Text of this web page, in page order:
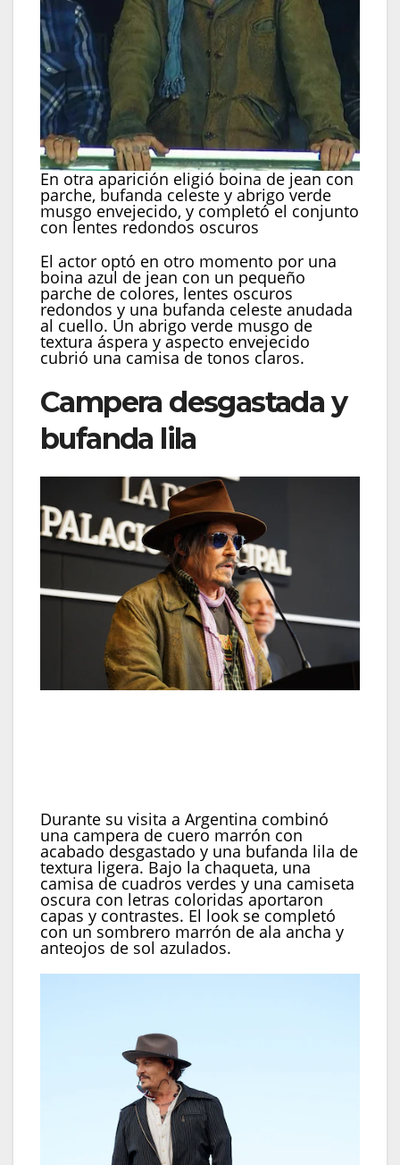
En otra aparición eligió boina de jean con
parche, bufanda celeste y abrigo verde
musgo envejecido, y completó el conjunto
con lentes redondos oscuros
El actor optó en otro momento por una
boina azul de jean con un pequeño
parche de colores, lentes oscuros
redondos y una bufanda celeste anudada
al cuello. Un abrigo verde musgo de
textura áspera y aspecto envejecido
cubrió una camisa de tonos claros.
Campera desgastada y
bufanda lila
Durante su visita a Argentina combinó
una campera de cuero marrón con
acabado desgastado y una bufanda lila de
textura ligera. Bajo la chaqueta, una
camisa de cuadros verdes y una camiseta
oscura con letras coloridas aportaron
capas y contrastes. El look se completó
con un sombrero marrón de ala ancha y
anteojos de sol azulados.